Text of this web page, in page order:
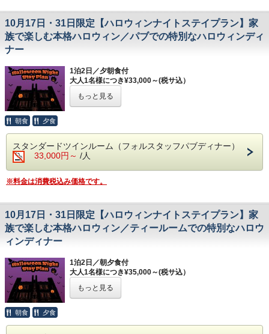
【お部屋】
スタンダードルーム
追加料金￥6,000/室でデラックスルーム、￥12,000/室でラ
グジュアリースイートルームへアップグレードも承ります。
ご用意いたします。
※残数僅少の場合、スタンダードトリプルルームでご用意す
る場合がございます。あらかじめご了承ください。
ご用意いたします。
英語アクティビティやスコーン作りなど、ブリティ
ッシュヒルズならではの楽しいイベントが盛りだく
イベント開催日：
※部屋を分けてのご宿泊、1室1名様でご利用をご希
望の場合、シングルユース追加料金を頂戴いたしま
【本プラン限定特典】
・「貴族の亡霊」に扮して楽しむ特別なハロウィンディナー
・夕食前に貴族の社交場へご招待
・夕食中の音楽生演奏の披露
【ハロウィンイベント同時開催】
ブリティッシュヒルズならではのハロウィンアクティビティ
■開催日：10月17日(土)～18(日)、10月31日(土)～11月1日
(日)
お楽しみいただけます。
ご夕食：本プラン限定ハロウィンコースディナー（大食堂：
リフェクトリー）
※ご夕食の際、「貴族の亡霊」をテーマとしたドレスコード
がございます。お召し物のご用意をお願いいたします。
追加料金￥6,000/室でデラックスルーム、￥12,000/室でラ
グジュアリースイートルームへアップグレードも承ります。
ご希望の際はご予約時にお問い合わせください。
※1室3名様宿泊の場合、エキストラベッドを設置してご用
10月17日・31日限定【ハロウィンナイトステイプラン】家
族で楽しむ本格ハロウィン／パブでの特別なハロウィンディ
ナー
1泊2日／夕朝食付
大人1名様につき¥33,000～(税サ込）
毎年大人気の「ハロウィンナイトステイプラン」が今年も登
場。
ロウィンナイトツアー」など、ブリティッシュヒルズならで
はの本格ハロウィンを満喫できる特典付きです。
①本プラン限定ディナー「ハロウィン仕様パブディナー」
②宿泊者限定ハロウィンナイトツアーへご招待
【お食事】
ご夕食：ハロウィン仕様パブディナー（英国パブ風レストラ
ン：フォルスタッフパブ）
ご朝食：ブッフェブレックファスト（大食堂：リフェクトリ
【お部屋】
追加料金￥6,000/室でデラックスルーム、￥12,000/室でラ
グジュアリースイートルームへアップグレードも承ります。
もっと見る
朝食 夕食
スタンダードツインルーム（フォルスタッフパブディナー）
33,000円～ /人
※料金は消費税込み価格です。
10月17日・31日限定【ハロウィンナイトステイプラン】家
族で楽しむ本格ハロウィン／ティールームでの特別なハロウ
ィンディナー
1泊2日／朝夕食付
大人1名様につき¥35,000～(税サ込）
※本プランは2名様以上でのご予約を承っております。
-----------------------------------------------------------------------
当館で人気のレストラン：アスコットティールームでのハロ
もっと見る
朝食 夕食